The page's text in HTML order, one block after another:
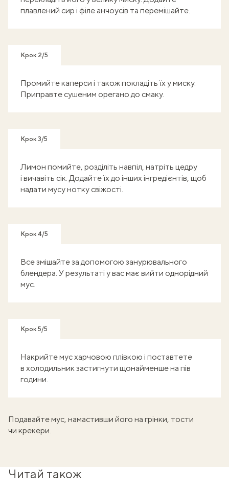
плавлений сир і філе анчоусів та перемішайте.
Крок 2/5
Промийте каперси і також покладіть їх у миску.
Приправте сушеним орегано до смаку.
Крок 3/5
Лимон помийте, розділіть навпіл, натріть цедру
і вичавіть сік. Додайте їх до інших інгредієнтів, щоб
надати мусу нотку свіжості.
Крок 4/5
Все змішайте за допомогою занурювального
блендера. У результаті у вас має вийти однорідний
мус.
Крок 5/5
Накрийте мус харчовою плівкою і поставтете
в холодильник застигнути щонайменше на пів
години.
Подавайте мус, намастивши його на грінки, тости
чи крекери.
Читай також